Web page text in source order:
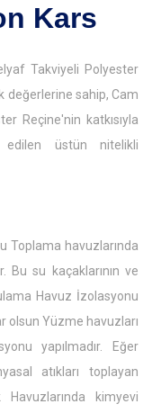
Kars
Takviyeli Polyester
değerlerine sahip, Cam
Reçine'nin katkısıyla
edilen üstün nitelikli
Toplama havuzlarında
Bu su kaçaklarının ve
Havuz İzolasyonu
olsun Yüzme havuzları
yapılmadır. Eğer
atıkları toplayan
Havuzlarında kimyevi